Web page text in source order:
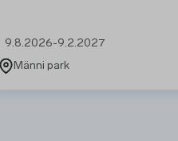
9.8.2026-9.2.2027
Männi park